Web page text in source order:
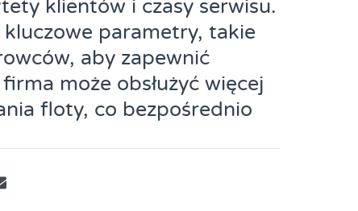
klientów i czasy serwisu.
parametry, takie
aby zapewnić
może obsłużyć więcej
floty, co bezpośrednio